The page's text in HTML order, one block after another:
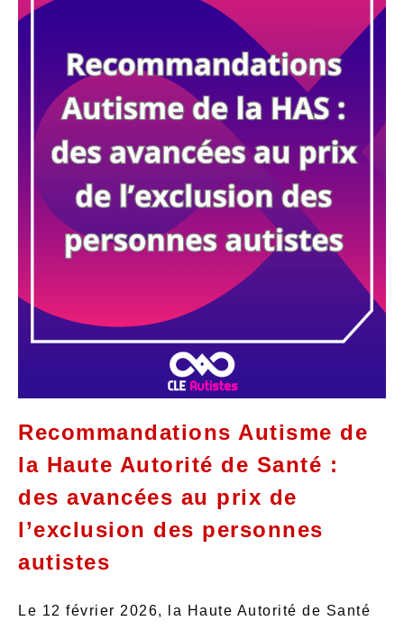
Recommandations Autisme de
la Haute Autorité de Santé :
des avancées au prix de
l’exclusion des personnes
autistes
Le 12 février 2026, la Haute Autorité de Santé